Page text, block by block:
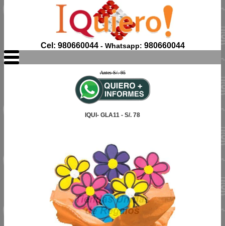
Cel: 980660044- Whatsapp: 980660044
Antes S/. 95
IQUI- GLA11 - S/. 78